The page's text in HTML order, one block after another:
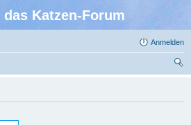
Katzen-Forum
Anmelden